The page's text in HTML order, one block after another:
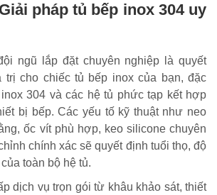
pháp tủ bếp inox 304 uy
ngũ lắp đặt chuyên nghiệp là quyết
trị cho chiếc tủ bếp inox của bạn, đặc
304 và các hệ tủ phức tạp kết hợp
bị bếp. Các yếu tố kỹ thuật như neo
ốc vít phù hợp, keo silicone chuyên
chính xác sẽ quyết định tuổi thọ, độ
toàn bộ hệ tủ.
dịch vụ trọn gói từ khâu khảo sát, thiết